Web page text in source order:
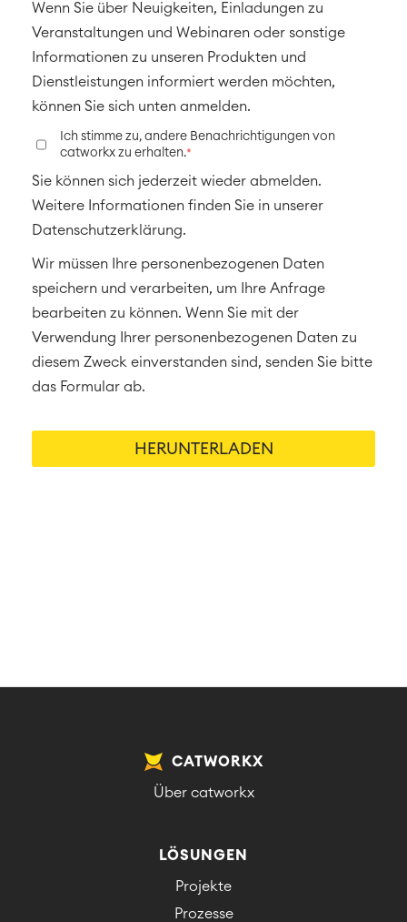
Integration
Artificial Intelligence
SAP Integration
■
■
Wenn Sie über Neuigkeiten, Einladungen zu
Veranstaltungen und Webinaren oder sonstige
Informationen zu unseren Produkten und
Dienstleistungen informiert werden möchten,
können Sie sich unten anmelden.
Ich stimme zu, andere Benachrichtigungen von
catworkx zu erhalten.*
Sie können sich jederzeit wieder abmelden.
Weitere Informationen finden Sie in unserer
Datenschutzerklärung.
Wir müssen Ihre personenbezogenen Daten
speichern und verarbeiten, um Ihre Anfrage
bearbeiten zu können. Wenn Sie mit der
Verwendung Ihrer personenbezogenen Daten zu
diesem Zweck einverstanden sind, senden Sie bitte
das Formular ab.
CATWORKX
Über catworkx
LÖSUNGEN
Projekte
Prozesse